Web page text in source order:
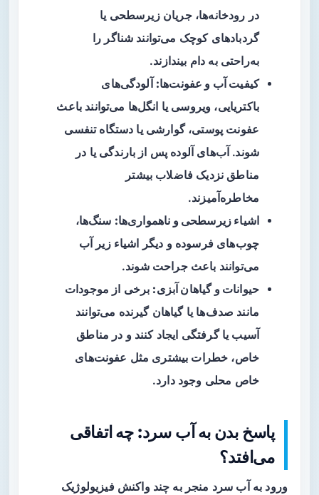
در رودخانه‌ها، جریان زیرسطحی یا
گردبادهای کوچک می‌توانند شناگر را
به‌راحتی به دام بیندازند.
کیفیت آب و عفونت‌ها: آلودگی‌های
باکتریایی، ویروسی یا انگل‌ها می‌توانند باعث
عفونت پوستی، گوارشی یا دستگاه تنفسی
شوند. آب‌های آلوده پس از بارندگی یا در
مناطق نزدیک فاضلاب بیشتر
مخاطره‌آمیزند.
اشیاء زیرسطحی و ناهمواری‌ها: سنگ‌ها،
چوب‌های فرسوده و دیگر اشیاء زیر آب
می‌توانند باعث جراحت شوند.
حیوانات و گیاهان آبزی: برخی از موجودات
مانند صدف‌ها یا گیاهان گیرنده می‌توانند
آسیب یا گرفتگی ایجاد کنند و در مناطق
خاص، خطرات بیشتری مثل عفونت‌های
خاص محلی وجود دارد.
پاسخ بدن به آب سرد: چه اتفاقی
می‌افتد؟
ورود به آب سرد منجر به چند واکنش فیزیولوژیک